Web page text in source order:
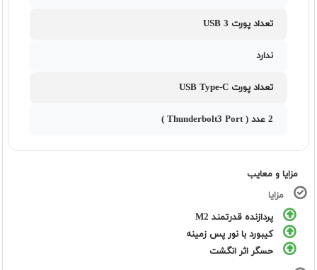
تعداد پورت USB 3
ندارد
تعداد پورت USB Type-C
2 عدد ( Thunderbolt3 Port )
مزایا و معایب
مزایا
پردازنده قدرتمند M2
کیبورد با نور پس زمینه
حسگر اثر انگشت